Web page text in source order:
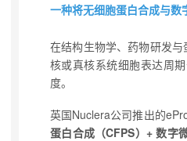
一种将无细胞蛋白合成与
在结构生物学、药物研发
核或真核系统细胞表达周
度。
英国Nuclera公司推出的
蛋白合成（CFPS）+ 数字